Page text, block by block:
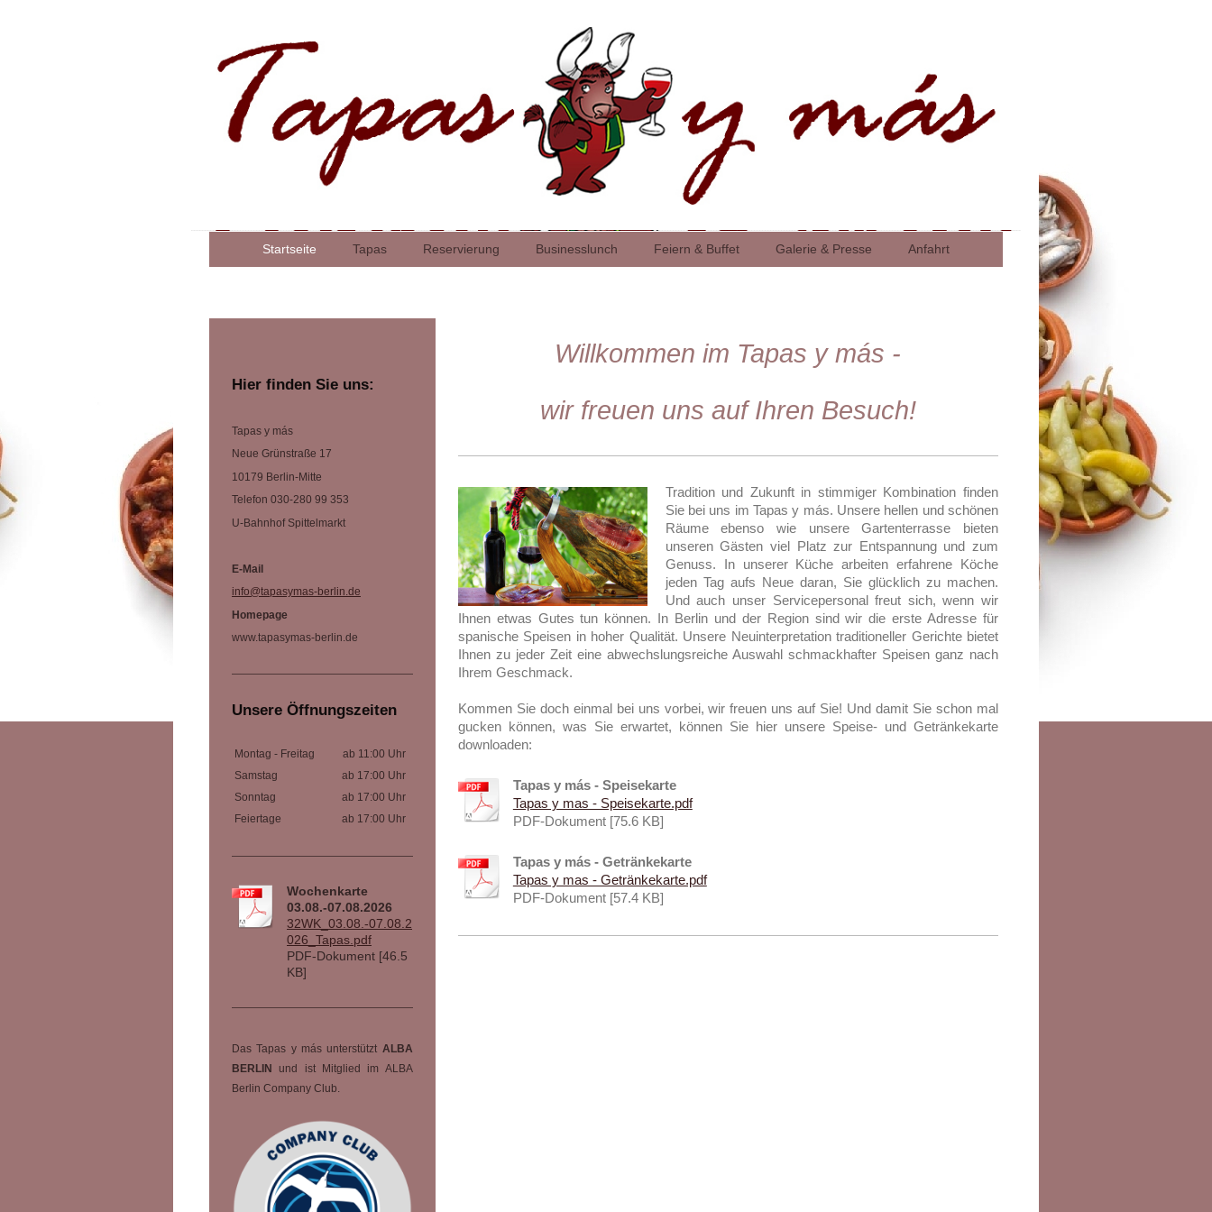
Startseite Tapas Reservierung Businesslunch Feiern & Buffet Galerie & Presse Anfahrt
Willkommen im Tapas y más -
wir freuen uns auf Ihren Besuch!
Tradition und Zukunft in stimmiger Kombination finden
Sie bei uns im Tapas y más. Unsere hellen und schönen
Räume ebenso wie unsere Gartenterrasse bieten
unseren Gästen viel Platz zur Entspannung und zum
Genuss. In unserer Küche arbeiten erfahrene Köche
jeden Tag aufs Neue daran, Sie glücklich zu machen.
Und auch unser Servicepersonal freut sich, wenn wir
Ihnen etwas Gutes tun können. In Berlin und der Region sind wir die erste Adresse für
spanische Speisen in hoher Qualität. Unsere Neuinterpretation traditioneller Gerichte bietet
Ihnen zu jeder Zeit eine abwechslungsreiche Auswahl schmackhafter Speisen ganz nach
Ihrem Geschmack.
Kommen Sie doch einmal bei uns vorbei, wir freuen uns auf Sie! Und damit Sie schon mal
gucken können, was Sie erwartet, können Sie hier unsere Speise- und Getränkekarte
downloaden:
Tapas y más - Speisekarte
Tapas y mas - Speisekarte.pdf
PDF-Dokument [75.6 KB]
Tapas y más - Getränkekarte
Tapas y mas - Getränkekarte.pdf
PDF-Dokument [57.4 KB]
Hier finden Sie uns:
Tapas y más
Neue Grünstraße 17
10179 Berlin-Mitte
Telefon 030-280 99 353
U-Bahnhof Spittelmarkt
E-Mail
info@tapasymas-berlin.de
Homepage
www.tapasymas-berlin.de
Unsere Öffnungszeiten
Montag - Freitag
ab 11:00 Uhr
Samstag
ab 17:00 Uhr
Sonntag
ab 17:00 Uhr
Feiertage
ab 17:00 Uhr
Wochenkarte
03.08.-07.08.2026
32WK_03.08.-07.08.2
026_Tapas.pdf
PDF-Dokument [46.5
KB]
Das Tapas y más unterstützt ALBA
BERLIN und ist Mitglied im ALBA
Berlin Company Club.